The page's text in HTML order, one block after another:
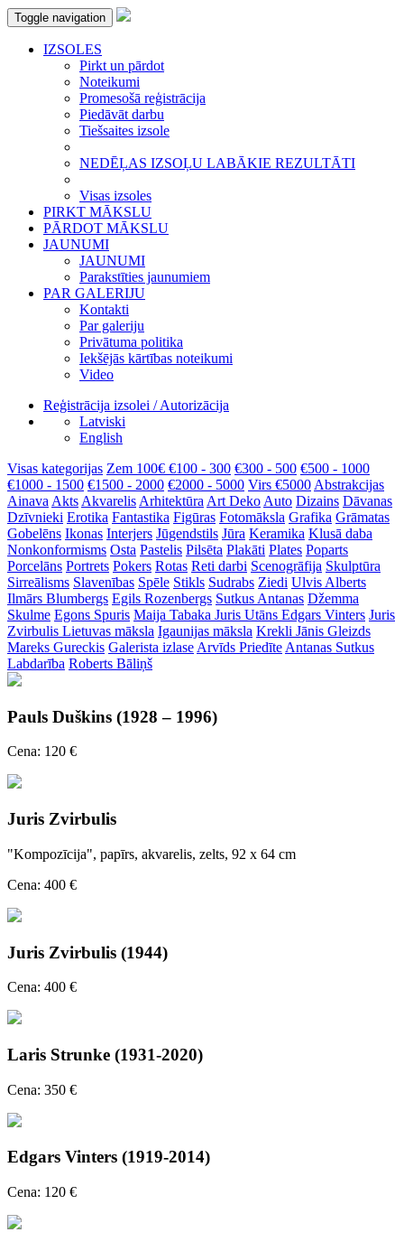
Toggle navigation
IZSOLES
Pirkt un pārdot
Noteikumi
Promesošā reģistrācija
Piedāvāt darbu
Tiešsaites izsole
NEDĒĻAS IZSOĻU LABĀKIE REZULTĀTI
Visas izsoles
PIRKT MĀKSLU
PĀRDOT MĀKSLU
JAUNUMI
JAUNUMI
Parakstīties jaunumiem
PAR GALERIJU
Kontakti
Par galeriju
Privātuma politika
Iekšējās kārtības noteikumi
Video
Reģistrācija izsolei / Autorizācija
Latviski
English
Visas kategorijas Zem 100€ €100 - 300 €300 - 500 €500 - 1000
€1000 - 1500 €1500 - 2000 €2000 - 5000 Virs €5000 Abstrakcijas
Ainava Akts Akvarelis Arhitektūra Art Deko Auto Dizains Dāvanas
Dzīvnieki Erotika Fantastika Figūras Fotomāksla Grafika Grāmatas
Gobelēns Ikonas Interjers Jūgendstils Jūra Keramika Klusā daba
Nonkonformisms Osta Pastelis Pilsēta Plakāti Plates Poparts
Porcelāns Portrets Pokers Rotas Reti darbi Scenogrāfija Skulptūra
Sirreālisms Slavenības Spēle Stikls Sudrabs Ziedi Ulvis Alberts
Ilmārs Blumbergs Egils Rozenbergs Sutkus Antanas Džemma
Skulme Egons Spuris Maija Tabaka Juris Utāns Edgars Vinters Juris
Zvirbulis Lietuvas māksla Igaunijas māksla Krekli Jānis Gleizds
Mareks Gureckis Galerista izlase Arvīds Priedīte Antanas Sutkus
Labdarība Roberts Bāliņš
Pauls Duškins (1928 – 1996)
Cena: 120 €
Juris Zvirbulis
"Kompozīcija", papīrs, akvarelis, zelts, 92 x 64 cm
Cena: 400 €
Juris Zvirbulis (1944)
Cena: 400 €
Laris Strunke (1931-2020)
Cena: 350 €
Edgars Vinters (1919-2014)
Cena: 120 €